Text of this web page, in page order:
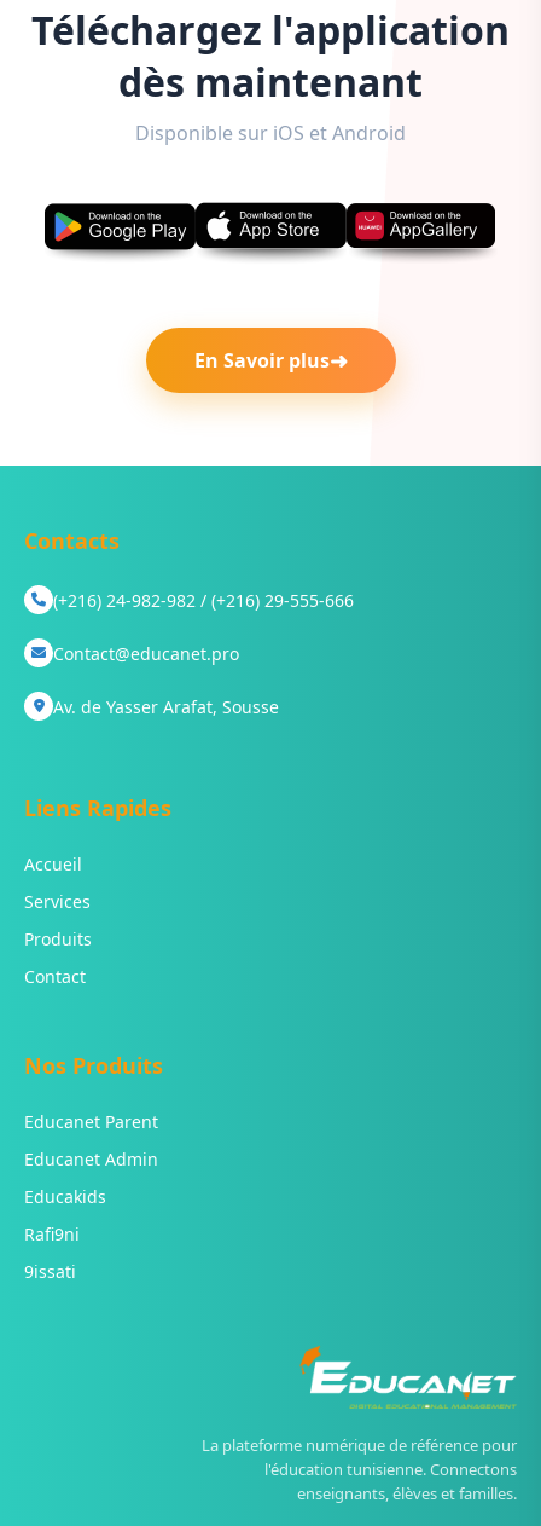
Téléchargez l'application
dès maintenant
Disponible sur iOS et Android
En Savoir plus
Contacts
(+216) 24-982-982 / (+216) 29-555-666
Contact@educanet.pro
Av. de Yasser Arafat, Sousse
Liens Rapides
Accueil
Services
Produits
Contact
Nos Produits
Educanet Parent
Educanet Admin
Educakids
Rafi9ni
9issati
La plateforme numérique de référence pour
l'éducation tunisienne. Connectons
enseignants, élèves et familles.